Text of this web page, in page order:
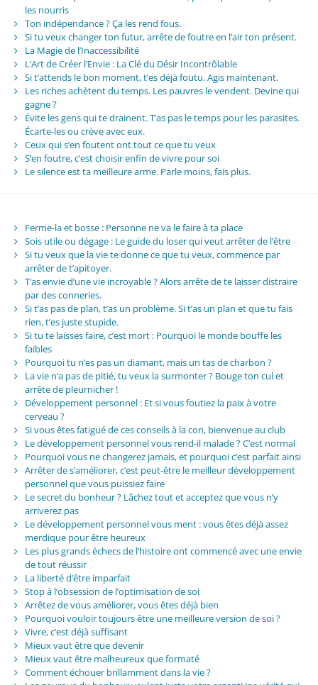
les nourris
Ton indépendance ? Ça les rend fous.
Si tu veux changer ton futur, arrête de foutre en l’air ton présent.
La Magie de l’Inaccessibilité
L’Art de Créer l’Envie : La Clé du Désir Incontrôlable
Si t’attends le bon moment, t’es déjà foutu. Agis maintenant.
Les riches achètent du temps. Les pauvres le vendent. Devine qui
gagne ?
Évite les gens qui te drainent. T’as pas le temps pour les parasites.
Écarte-les ou crève avec eux.
Ceux qui s’en foutent ont tout ce que tu veux
S’en foutre, c’est choisir enfin de vivre pour soi
Le silence est ta meilleure arme. Parle moins, fais plus.
Ferme-la et bosse : Personne ne va le faire à ta place
Sois utile ou dégage : Le guide du loser qui veut arrêter de l’être
Si tu veux que la vie te donne ce que tu veux, commence par
arrêter de t’apitoyer.
T’as envie d’une vie incroyable ? Alors arrête de te laisser distraire
par des conneries.
Si t’as pas de plan, t’as un problème. Si t’as un plan et que tu fais
rien, t’es juste stupide.
Si tu te laisses faire, c’est mort : Pourquoi le monde bouffe les
faibles
Pourquoi tu n’es pas un diamant, mais un tas de charbon ?
La vie n’a pas de pitié, tu veux la surmonter ? Bouge ton cul et
arrête de pleurnicher !
Développement personnel : Et si vous foutiez la paix à votre
cerveau ?
Si vous êtes fatigué de ces conseils à la con, bienvenue au club
Le développement personnel vous rend-il malade ? C’est normal
Pourquoi vous ne changerez jamais, et pourquoi c’est parfait ainsi
Arrêter de s’améliorer, c’est peut-être le meilleur développement
personnel que vous puissiez faire
Le secret du bonheur ? Lâchez tout et acceptez que vous n’y
arriverez pas
Le développement personnel vous ment : vous êtes déjà assez
merdique pour être heureux
Les plus grands échecs de l’histoire ont commencé avec une envie
de tout réussir
La liberté d’être imparfait
Stop à l’obsession de l’optimisation de soi
Arrêtez de vous améliorer, vous êtes déjà bien
Pourquoi vouloir toujours être une meilleure version de soi ?
Vivre, c’est déjà suffisant
Mieux vaut être que devenir
Mieux vaut être malheureux que formaté
Comment échouer brillamment dans la vie ?